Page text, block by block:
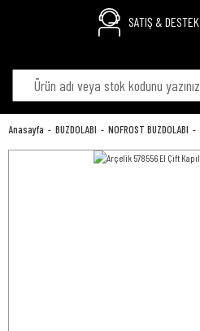
SATIŞ & DESTEK
Anasayfa BUZDOLABI NOFROST BUZDOLABI